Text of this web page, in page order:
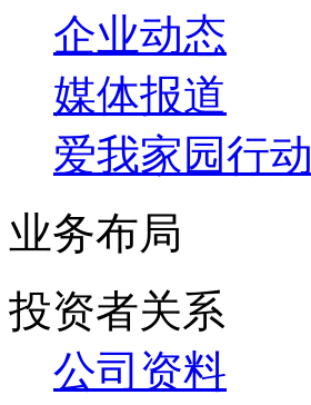
企业动态
媒体报道
爱我家园行动
业务布局
投资者关系
公司资料